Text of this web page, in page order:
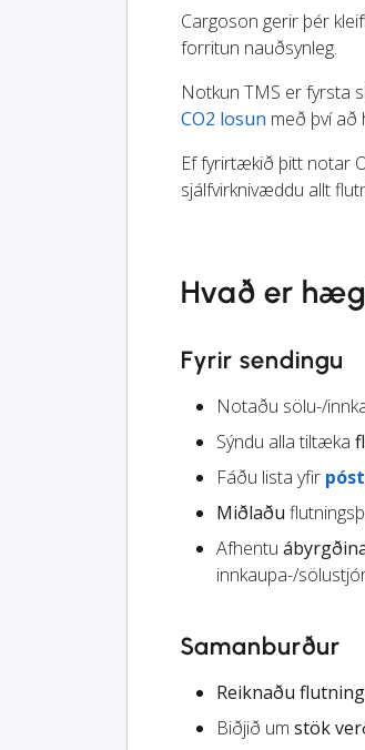
Cargoson gerir þér
forritun nauðsynleg.
Notkun TMS er fyrsta
CO2 losun með því að
Ef fyrirtækið þitt notar
sjálfvirknivæddu allt
Hvað er
Fyrir sendingu
Notaðu sölu-/
Sýndu alla tiltæka
Fáðu lista yfir
Miðlaðu
Afhentu
innkaupa-/
Samanburður
Reiknaðu
Biðjið um stök